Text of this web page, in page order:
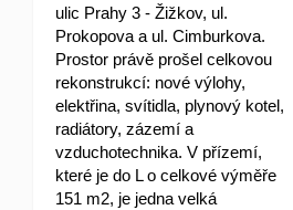
ulic Prahy 3 - Žižkov, ul.
Prokopova a ul. Cimburkova.
Prostor právě prošel celkovou
rekonstrukcí: nové výlohy,
elektřina, svítidla, plynový kotel,
radiátory, zázemí a
vzduchotechnika. V přízemí,
které je do L o celkové výměře
151 m2, je jedna velká